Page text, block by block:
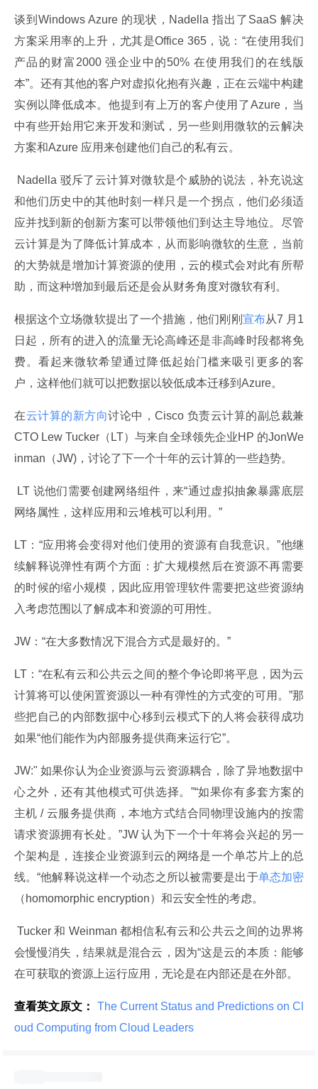
谈到Windows Azure 的现状，Nadella 指出了SaaS 解决
方案采用率的上升，尤其是Office 365，说：“在使用我们
产品的财富2000 强企业中的50% 在使用我们的在线版
本”。还有其他的客户对虚拟化抱有兴趣，正在云端中构建
实例以降低成本。他提到有上万的客户使用了Azure，当
中有些开始用它来开发和测试，另一些则用微软的云解决
方案和Azure 应用来创建他们自己的私有云。
和他们历史中的其他时刻一样只是一个拐点，他们必须适
应并找到新的创新方案可以带领他们到达主导地位。尽管
云计算是为了降低计算成本，从而影响微软的生意，当前
的大势就是增加计算资源的使用，云的模式会对此有所帮
助，而这种增加到最后还是会从财务角度对微软有利。
根据这个立场微软提出了一个措施，他们刚刚 宣布从7 月1
日起，所有的进入的流量无论高峰还是非高峰时段都将免
费。看起来微软希望通过降低起始门槛来吸引更多的客
户，这样他们就可以把数据以较低成本迁移到Azure。
在云计算的新方向讨论中，Cisco 负责云计算的副总裁兼
CTO Lew Tucker（LT）与来自全球领先企业HP 的JonWe
inman（JW)，讨论了下一个十年的云计算的一些趋势。
网络属性，这样应用和云堆栈可以利用。”
LT：“应用将会变得对他们使用的资源有自我意识。”他继
续解释说弹性有两个方面：扩大规模然后在资源不再需要
的时候的缩小规模，因此应用管理软件需要把这些资源纳
入考虑范围以了解成本和资源的可用性。
JW：“在大多数情况下混合方式是最好的。”
LT：“在私有云和公共云之间的整个争论即将平息，因为云
计算将可以使闲置资源以一种有弹性的方式变的可用。”那
些把自己的内部数据中心移到云模式下的人将会获得成功
如果“他们能作为内部服务提供商来运行它”。
JW:" 如果你认为企业资源与云资源耦合，除了异地数据中
心之外，还有其他模式可供选择。”“如果你有多套方案的
主机 / 云服务提供商，本地方式结合同物理设施内的按需
请求资源拥有长处。”JW 认为下一个十年将会兴起的另一
个架构是，连接企业资源到云的网络是一个单芯片上的总
线。“他解释说这样一个动态之所以被需要是出于单态加密
（homomorphic encryption）和云安全性的考虑。
Tucker 和 Weinman 都相信私有云和公共云之间的边界将
会慢慢消失，结果就是混合云，因为“这是云的本质：能够
在可获取的资源上运行应用，无论是在内部还是在外部。
查看英文原文：
The Current Status and Predictions on Cl
oud Computing from Cloud Leaders